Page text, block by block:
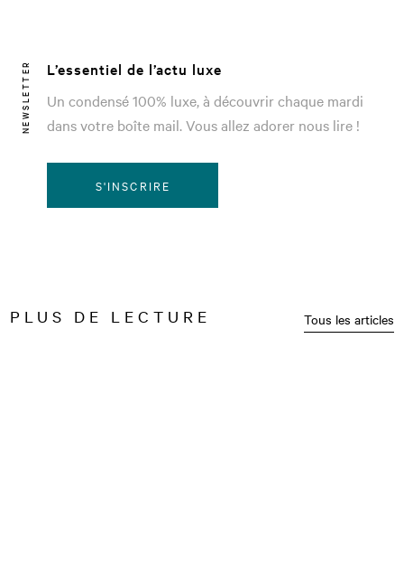
NEWSLETTER
L’essentiel de l’actu luxe
Un condensé 100% luxe, à découvrir chaque mardi
dans votre boîte mail. Vous allez adorer nous lire !
S'INSCRIRE
PLUS DE LECTURE Tous les articles